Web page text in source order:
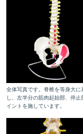
全体写真です。脊椎を等身大に
し、左半分の筋肉起始部、停止
イントを施しています。